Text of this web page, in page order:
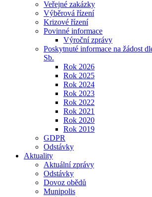
Veřejné zakázky
Výběrová řízení
Krizové řízení
Povinné informace
Výroční zprávy
Poskytnuté informace na žádost
Sb.
Rok 2026
Rok 2025
Rok 2024
Rok 2023
Rok 2022
Rok 2021
Rok 2020
Rok 2019
GDPR
Odstávky
Aktuality
Aktuální zprávy
Odstávky
Dovoz obědů
Munipolis